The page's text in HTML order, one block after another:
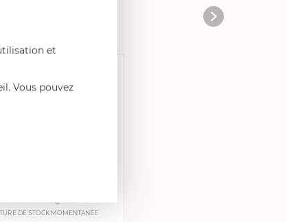
DE STOCK MOMENTANÉE
et
Vous pouvez